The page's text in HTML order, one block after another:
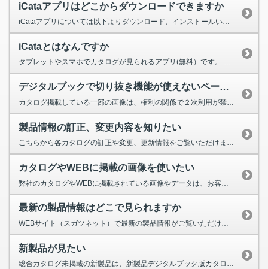
iCataアプリはどこからダウンロードできますか
iCataアプリについては以下よりダウンロード、インストールいただけます（無料）。 iOS ...
iCataとはなんですか
タブレットやスマホでカタログが見られるアプリ(無料）です。 詳細はこちらをご覧ください。
デジタルブックで切り抜き機能が使えないページがあるのですが
カタログ掲載している一部の画像は、権利の関係で２次利用が禁止されている場合があります。 そのため、該当する画像が...
製品情報の訂正、変更内容を知りたい
こちらから各カタログの訂正や変更、更新情報をご覧いただけます。
カタログやWEBに掲載の画像を使いたい
最新の製品情報はどこで見られますか
WEBサイト（スガツネット）で最新の製品情報がご覧いただけます。 デジタルカタログは、総合カタログ...
新製品が見たい
総合カタログ未掲載の新製品は、新製品デジタルブック版カタログでご覧いただけます。 また、メールマガジンの配信を...